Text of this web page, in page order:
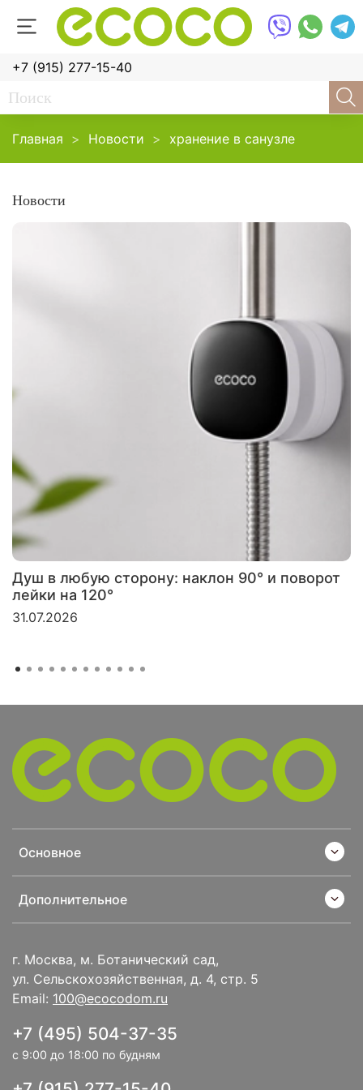
+7 (915) 277-15-40
Главная Новости хранение в санузле
Новости
Душ в любую сторону: наклон 90° и поворот
лейки на 120°
31.07.2026
г. Москва, м. Ботанический сад,
ул. Сельскохозяйственная, д. 4, стр. 5
Email: 100@ecocodom.ru
+7 (495) 504-37-35
с 9:00 до 18:00 по будням
Основное
Дополнительное